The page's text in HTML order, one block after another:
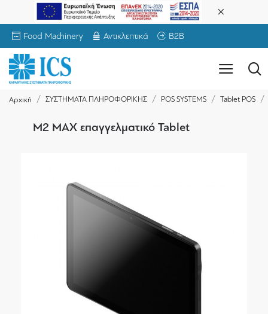
Food Machinery Αντικλεπτικά B2B
Αρχική ΣΥΣΤΗΜΑΤΑ ΠΛΗΡΟΦΟΡΙΚΗΣ POS SYSTEMS Tablet POS
M2 MAX επαγγελματικό Tablet